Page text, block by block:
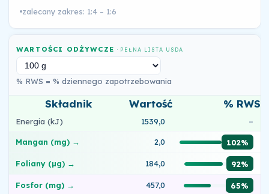
zalecany zakres: 1:4 – 1:6
WARTOŚCI ODŻYWCZE· PEŁNA LISTA USDA
% RWS = % dziennego zapotrzebowania
Składnik Wartość % RWS
Energia (kJ) 1539,0 –
Mangan (mg) → 2,0 102%
Foliany (µg) → 184,0 92%
Fosfor (mg) → 457,0 65%